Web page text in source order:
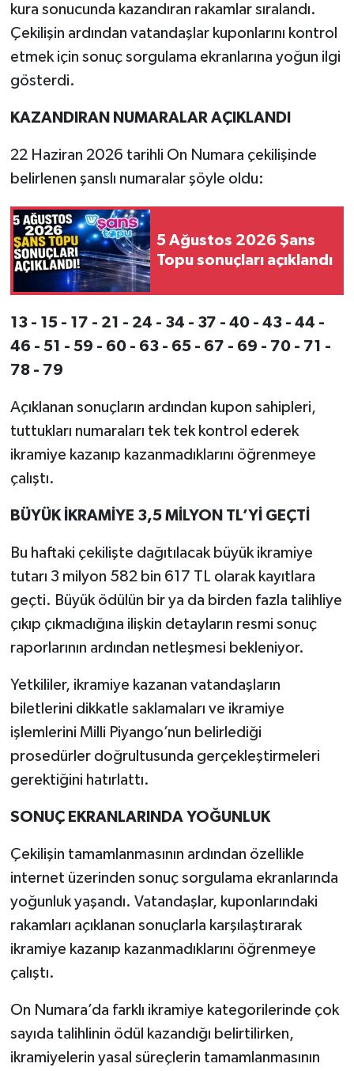
kura sonucunda kazandıran rakamlar sıralandı.
Çekilişin ardından vatandaşlar kuponlarını kontrol
etmek için sonuç sorgulama ekranlarına yoğun ilgi
gösterdi.
KAZANDIRAN NUMARALAR AÇIKLANDI
22 Haziran 2026 tarihli On Numara çekilişinde
belirlenen şanslı numaralar şöyle oldu:
5 Ağustos 2026 Şans
Topu sonuçları açıklandı
13 - 15 - 17 - 21 - 24 - 34 - 37 - 40 - 43 - 44 -
46 - 51 - 59 - 60 - 63 - 65 - 67 - 69 - 70 - 71 -
78 - 79
Açıklanan sonuçların ardından kupon sahipleri,
tuttukları numaraları tek tek kontrol ederek
ikramiye kazanıp kazanmadıklarını öğrenmeye
çalıştı.
BÜYÜK İKRAMİYE 3,5 MİLYON TL’Yİ GEÇTİ
Bu haftaki çekilişte dağıtılacak büyük ikramiye
tutarı 3 milyon 582 bin 617 TL olarak kayıtlara
geçti. Büyük ödülün bir ya da birden fazla talihliye
çıkıp çıkmadığına ilişkin detayların resmi sonuç
raporlarının ardından netleşmesi bekleniyor.
Yetkililer, ikramiye kazanan vatandaşların
biletlerini dikkatle saklamaları ve ikramiye
işlemlerini Milli Piyango’nun belirlediği
prosedürler doğrultusunda gerçekleştirmeleri
gerektiğini hatırlattı.
SONUÇ EKRANLARINDA YOĞUNLUK
Çekilişin tamamlanmasının ardından özellikle
internet üzerinden sonuç sorgulama ekranlarında
yoğunluk yaşandı. Vatandaşlar, kuponlarındaki
rakamları açıklanan sonuçlarla karşılaştırarak
ikramiye kazanıp kazanmadıklarını öğrenmeye
çalıştı.
On Numara’da farklı ikramiye kategorilerinde çok
sayıda talihlinin ödül kazandığı belirtilirken,
ikramiyelerin yasal süreçlerin tamamlanmasının